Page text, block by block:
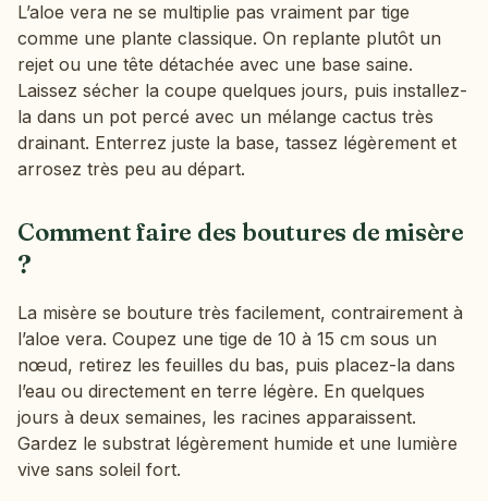
L’aloe vera ne se multiplie pas vraiment par tige
comme une plante classique. On replante plutôt un
rejet ou une tête détachée avec une base saine.
Laissez sécher la coupe quelques jours, puis installez-
la dans un pot percé avec un mélange cactus très
drainant. Enterrez juste la base, tassez légèrement et
arrosez très peu au départ.
Comment faire des boutures de misère
?
La misère se bouture très facilement, contrairement à
l’aloe vera. Coupez une tige de 10 à 15 cm sous un
nœud, retirez les feuilles du bas, puis placez-la dans
l’eau ou directement en terre légère. En quelques
jours à deux semaines, les racines apparaissent.
Gardez le substrat légèrement humide et une lumière
vive sans soleil fort.